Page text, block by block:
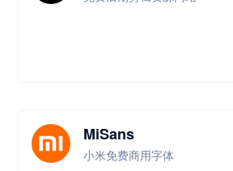
MiSans
小米免费商用字体